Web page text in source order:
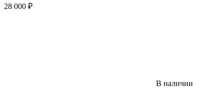
28 000 ₽
В наличии